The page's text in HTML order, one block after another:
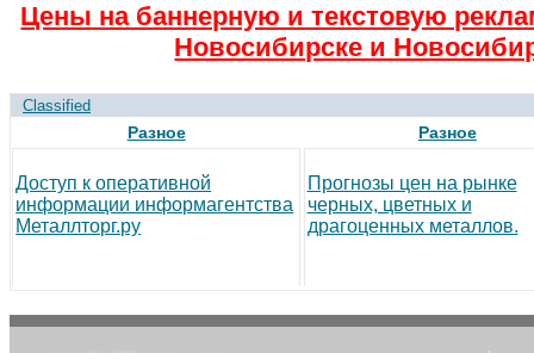
Цены на баннерную и текстовую
Новосибирске и
Classified
Разное
Доступ к оперативной
информации информагентства
Металлторг.ру
Разное
Прогнозы цен на рынке
черных, цветных и
драгоценных металлов.